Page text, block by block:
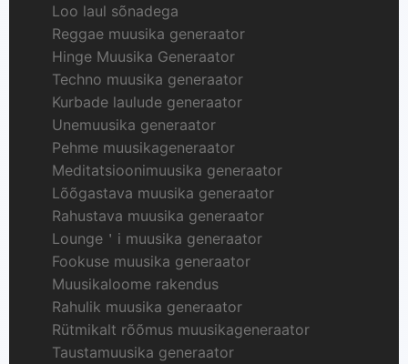
Loo laul sõnadega
Reggae muusika generaator
Hinge Muusika Generaator
Techno muusika generaator
Kurbade laulude generaator
Unemuusika generaator
Pehme muusikageneraator
Meditatsioonimuusika generaator
Lõõgastava muusika generaator
Rahustava muusika generaator
Lounge＇i muusika generaator
Fookuse muusika generaator
Muusikaloome rakendus
Rahulik muusika generaator
Rütmikalt rõõmus muusikageneraator
Taustamuusika generaator